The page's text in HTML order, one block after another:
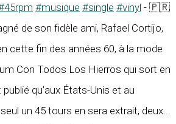
#musique #single #vinyl - 🇵🇷
de son fidèle ami, Rafael Cortijo,
cette fin des années 60, à la mode
Con Todos Los Hierros qui sort en
publié qu’aux États-Unis et au
un 45 tours en sera extrait, deux...